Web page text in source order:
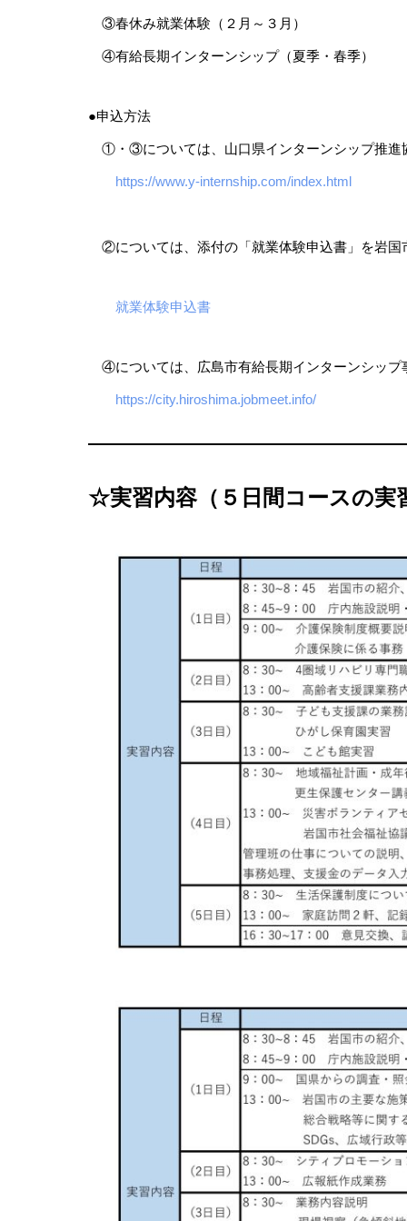
③春休み就業体験（２月～３月）
④有給長期インターンシップ（夏季・春季）
●申込方法
①・③については、山口県インターンシップ推進
https://www.y-internship.com/index.html
②については、添付の「就業体験申込書」を岩国
就業体験申込書
④については、広島市有給長期インターンシップ
https://city.hiroshima.jobmeet.info/
☆実習内容（５日間コースの実